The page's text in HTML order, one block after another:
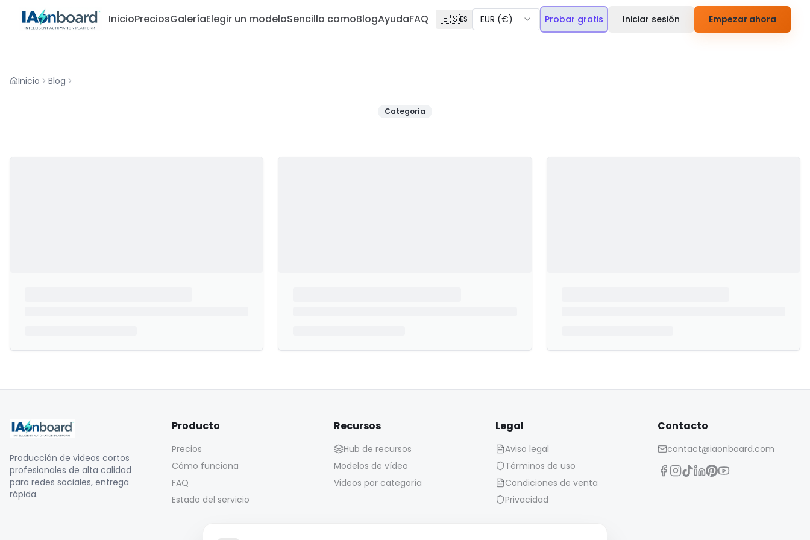
InicioPreciosGaleríaElegir un modeloSencillo comoBlogAyudaFAQ 🇪🇸ES EUR (€) Probar gratis Iniciar sesión Empezar ahora
Inicio Blog
Categoría
Producción de videos cortos
profesionales de alta calidad
para redes sociales, entrega
rápida.
Producto
Precios
Cómo funciona
FAQ
Estado del servicio
Recursos
Hub de recursos
Modelos de vídeo
Videos por categoría
Legal
Aviso legal
Términos de uso
Condiciones de venta
Privacidad
Contacto
contact@iaonboard.com